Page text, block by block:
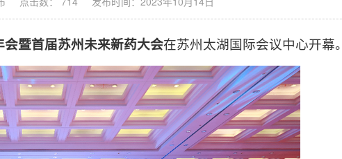
暨首届苏州未来新药大会在苏州太湖国际会议中心开幕。